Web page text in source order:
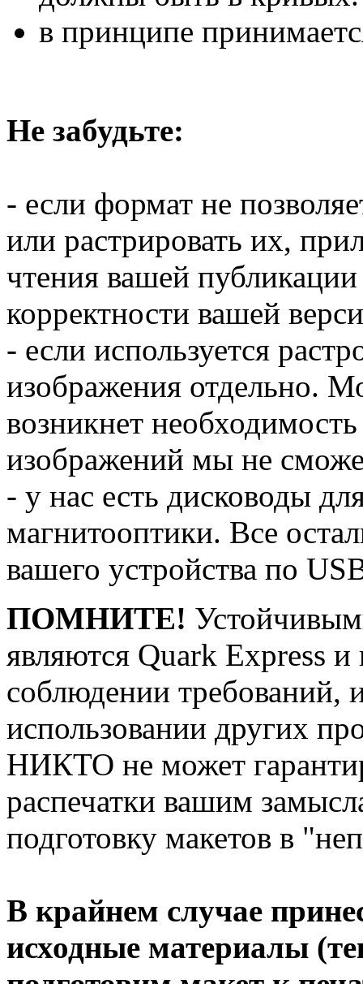
в принципе
Не забудьте:
- если формат не
или растрировать их,
чтения вашей
корректности вашей
- если используется
изображения отдельно.
возникнет
изображений мы не
- у нас есть дисководы
магнитооптики. Все
вашего устройства по
ПОМНИТЕ!
являются Quark Express
соблюдении
использовании других
НИКТО не может
распечатки вашим
подготовку макетов в
В крайнем случае
исходные материалы